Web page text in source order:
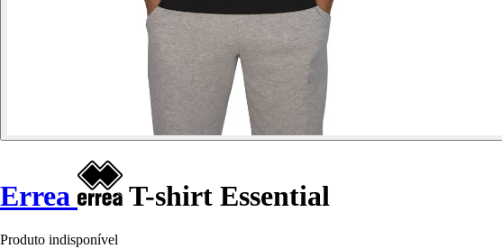
Errea T-shirt Essential
Produto indisponível